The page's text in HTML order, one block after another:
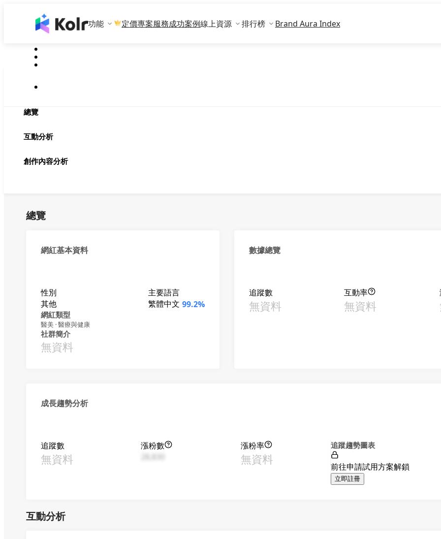
功能 定價專案服務成功案例線上資源 排行榜 Brand Aura Index
總覽
互動分析
創作內容分析
總覽
網紅基本資料
性別
其他
主要語言
繁體中文 99.2%
網紅類型
醫美 · 醫療與健康
社群簡介
無資料
數據總覽
追蹤數
無資料
互動率
無資料
成長趨勢分析
追蹤數
無資料
漲粉數
漲粉率
無資料
追蹤趨勢圖表
前往申請試用方案解鎖
立即註冊
互動分析